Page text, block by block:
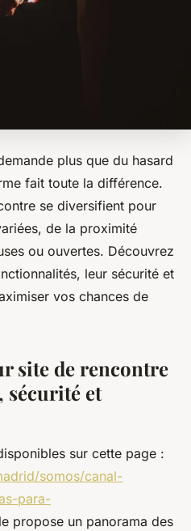
plus que du hasard
fait toute la différence.
se diversifient pour
de la proximité
ou ouvertes. Découvrez
leur sécurité et
vos chances de
site de rencontre
sécurité et
sur cette page :
somos/canal-
para-
propose un panorama des